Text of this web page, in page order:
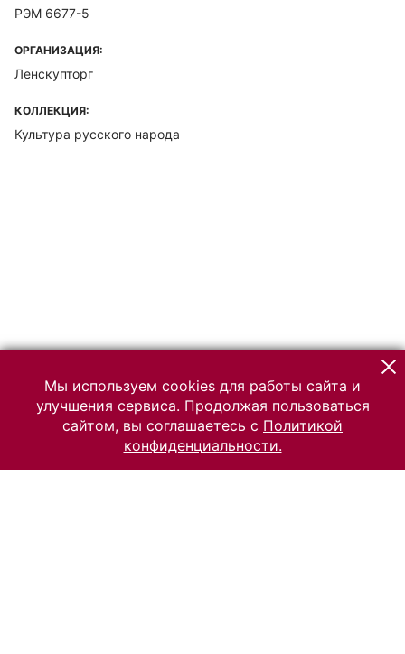
РЭМ 6677-5
ОРГАНИЗАЦИЯ:
Ленскупторг
КОЛЛЕКЦИЯ:
Культура русского народа
Мы используем cookies для работы сайта и
улучшения сервиса. Продолжая пользоваться
сайтом, вы соглашаетесь с Политикой
конфиденциальности.